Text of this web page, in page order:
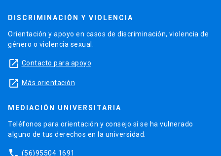
DISCRIMINACIÓN Y VIOLENCIA
Orientación y apoyo en casos de discriminación, violencia de
género o violencia sexual.
launch Contacto para apoyo
launch Más orientación
MEDIACIÓN UNIVERSITARIA
Teléfonos para orientación y consejo si se ha vulnerado
alguno de tus derechos en la universidad.
(56)95504 1691